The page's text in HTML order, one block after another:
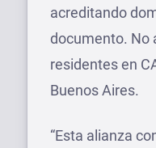
acreditando
documento. No
residentes en
Buenos Aires.
“Esta alianza